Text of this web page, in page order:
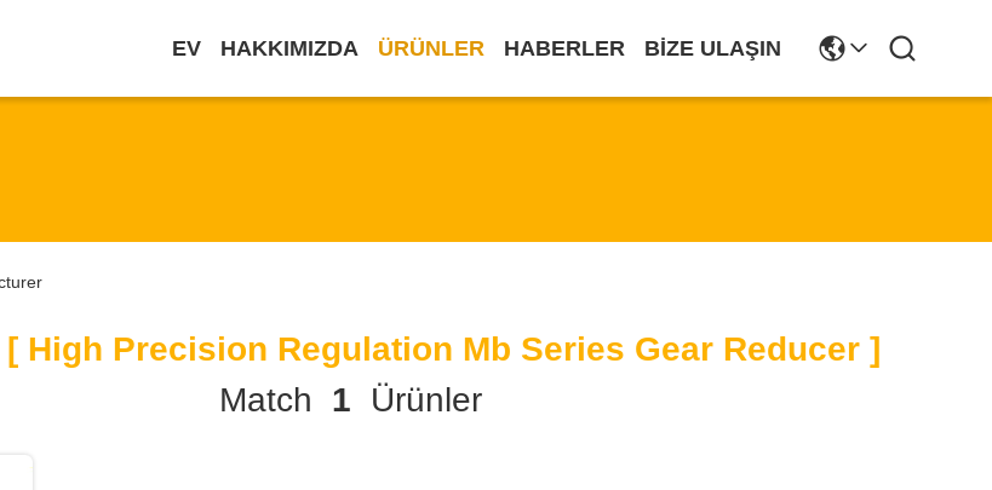
EV HAKKIMIZDA ÜRÜNLER HABERLER BIZE ULAŞIN
[ High Precision Regulation Mb Series Gear Reducer ]
Match 1 Ürünler